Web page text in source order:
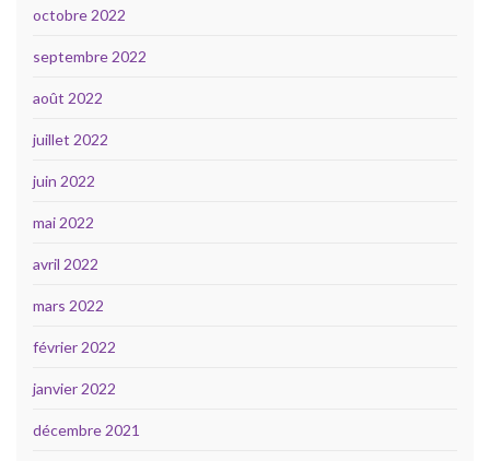
octobre 2022
septembre 2022
août 2022
juillet 2022
juin 2022
mai 2022
avril 2022
mars 2022
février 2022
janvier 2022
décembre 2021